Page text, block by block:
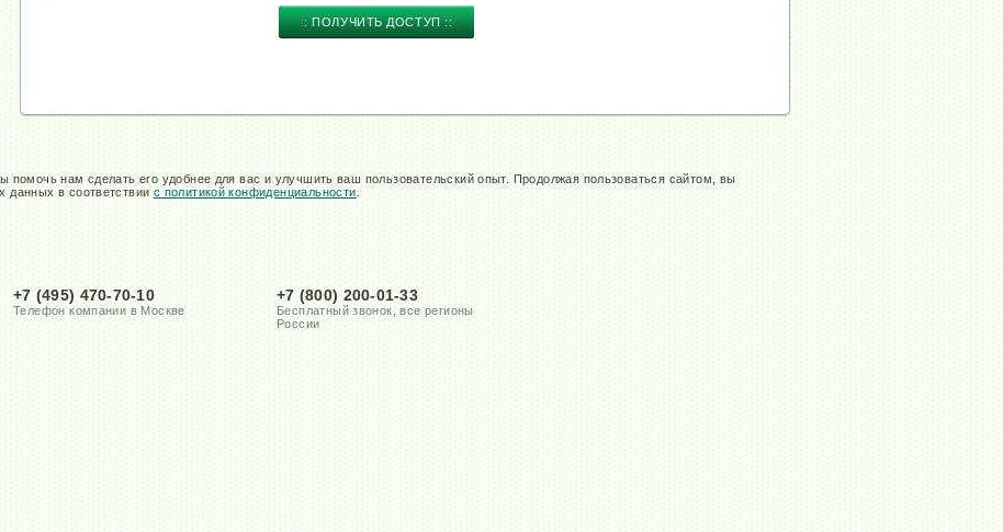
нам сделать его удобнее для вас и улучшить ваш пользовательский опыт. Продолжая пользоваться сайтом, вы
данных в соответствии с политикой конфиденциальности
+7 (495) 470-70-10
Телефон компании в Москве
+7 (800) 200-01-33
Бесплатный звонок, все регионы
России